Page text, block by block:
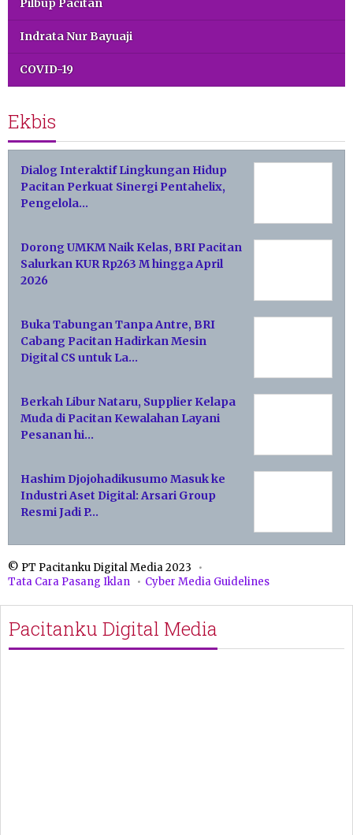
Pilbup Pacitan
Indrata Nur Bayuaji
COVID-19
Ekbis
Dialog Interaktif Lingkungan Hidup
Pacitan Perkuat Sinergi Pentahelix,
Pengelola…
Dorong UMKM Naik Kelas, BRI Pacitan
Salurkan KUR Rp263 M hingga April
2026
Buka Tabungan Tanpa Antre, BRI
Cabang Pacitan Hadirkan Mesin
Digital CS untuk La…
Berkah Libur Nataru, Supplier Kelapa
Muda di Pacitan Kewalahan Layani
Pesanan hi…
Hashim Djojohadikusumo Masuk ke
Industri Aset Digital: Arsari Group
Resmi Jadi P…
© PT Pacitanku Digital Media 2023
Tata Cara Pasang Iklan
Cyber Media Guidelines
Pacitanku Digital Media